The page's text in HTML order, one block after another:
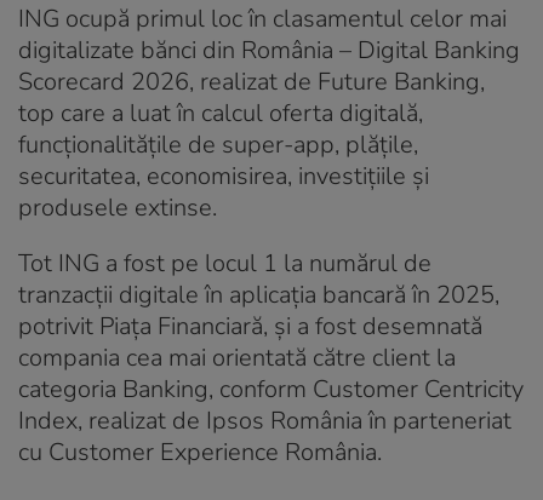
ING ocupă primul loc în clasamentul celor mai
digitalizate bănci din România – Digital Banking
Scorecard 2026, realizat de Future Banking,
top care a luat în calcul oferta digitală,
funcționalitățile de super-app, plățile,
securitatea, economisirea, investițiile și
produsele extinse.
Tot ING a fost pe locul 1 la numărul de
tranzacții digitale în aplicația bancară în 2025,
potrivit Piața Financiară, și a fost desemnată
compania cea mai orientată către client la
categoria Banking, conform Customer Centricity
Index, realizat de Ipsos România în parteneriat
cu Customer Experience România.